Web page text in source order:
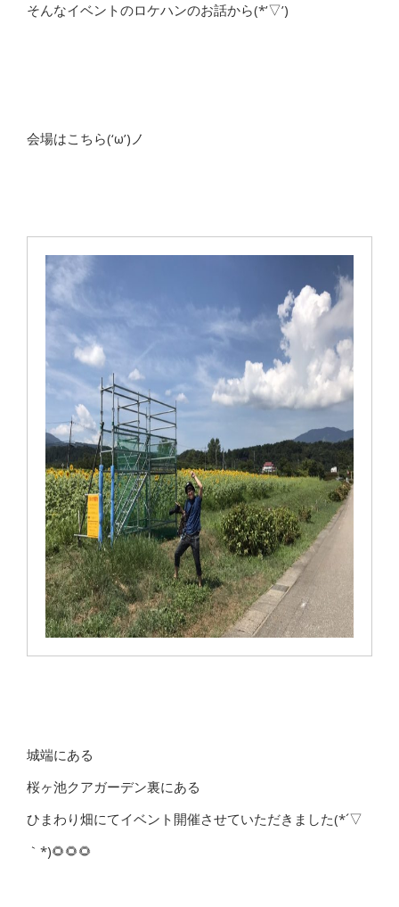
そんなイベントのロケハンのお話から(*’▽’)
会場はこちら(‘ω’)ノ
城端にある
桜ヶ池クアガーデン裏にある
ひまわり畑にてイベント開催させていただきました(*´▽
｀*)🌻🌻🌻